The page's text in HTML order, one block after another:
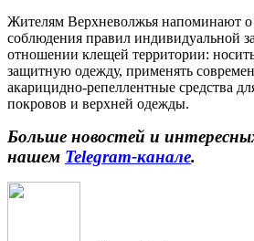
Жителям Верхневолжья напоминают о
соблюдения правил индивидуальной
отношении клещей территории:
защитную одежду, применять
акарицидно-репеллентные средства
покровов и верхней одежды.
Больше новостей и
нашем Telegram-канале.